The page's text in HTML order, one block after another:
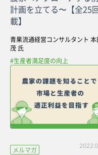
計画を立てる〜【全25
載】
青果流通経営コンサルタント 本
茂 氏
#生産者満足度の向上
メルマガ